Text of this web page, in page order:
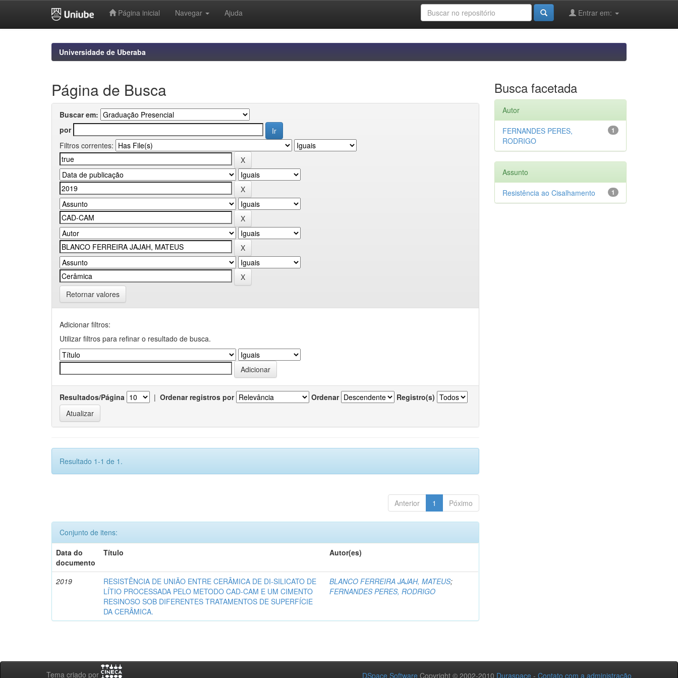
Página inicial Navegar Ajuda Entrar em:
Universidade de Uberaba
Página de Busca
Buscar em:
por
Filtros correntes:
Retornar valores
Adicionar filtros:
Utilizar filtros para refinar o resultado de busca.
Resultados/Página | Ordenar registros por Ordenar Registro(s)
Resultado 1-1 de 1.
Anterior 1 Póximo
Conjunto de itens:
Data do
documento
Título Autor(es)
2019
RESISTÊNCIA DE UNIÃO ENTRE CERÂMICA DE DI-SILICATO DE
LÍTIO PROCESSADA PELO METODO CAD-CAM E UM CIMENTO
RESINOSO SOB DIFERENTES TRATAMENTOS DE SUPERFÍCIE
DA CERÂMICA.
BLANCO FERREIRA JAJAH, MATEUS;
FERNANDES PERES, RODRIGO
Busca facetada
Autor
1
FERNANDES PERES,
RODRIGO
Assunto
1
Resistência ao Cisalhamento
Tema criado por DSpace Software Copyright © 2002-2010 Duraspace - Contato com a administração